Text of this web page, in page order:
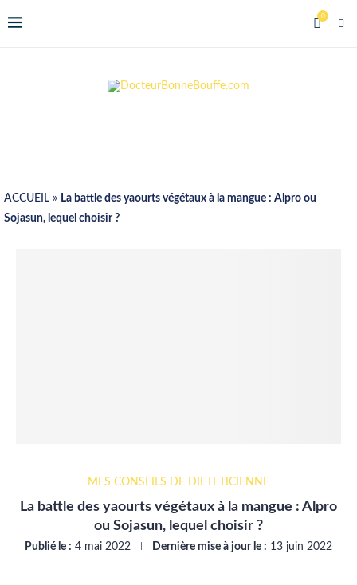
0
ACCUEIL » La battle des yaourts végétaux à la mangue : Alpro ou
Sojasun, lequel choisir ?
MES CONSEILS DE DIÉTÉTICIENNE
La battle des yaourts végétaux à la mangue : Alpro
ou Sojasun, lequel choisir ?
Publié le : 4 mai 2022 Dernière mise à jour le : 13 juin 2022